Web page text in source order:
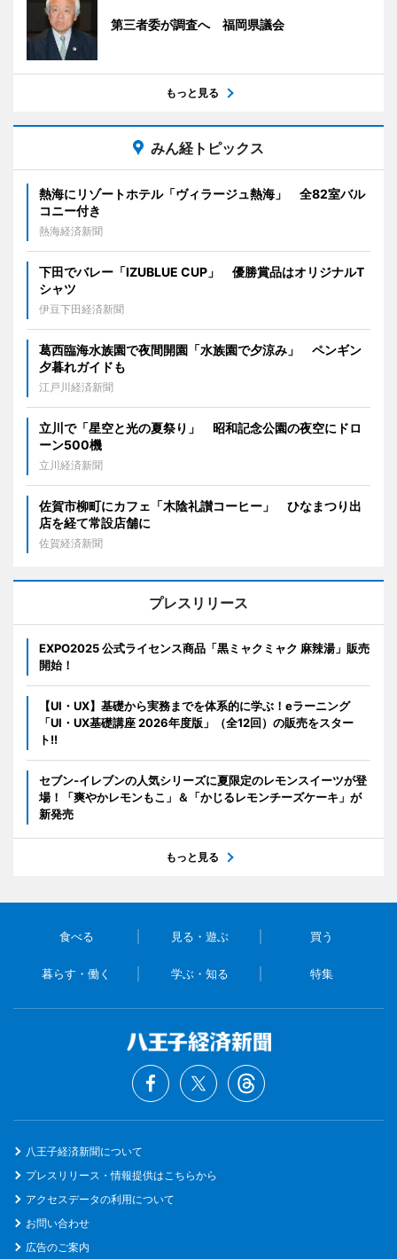
第三者委が調査へ 福岡県議会
もっと見る
みん経トピックス
熱海にリゾートホテル「ヴィラージュ熱海」 全82室バル
コニー付き
熱海経済新聞
下田でバレー「IZUBLUE CUP」 優勝賞品はオリジナルT
シャツ
伊豆下田経済新聞
葛西臨海水族園で夜間開園「水族園で夕涼み」 ペンギン
夕暮れガイドも
江戸川経済新聞
立川で「星空と光の夏祭り」 昭和記念公園の夜空にドロ
ーン500機
立川経済新聞
佐賀市柳町にカフェ「木陰礼讃コーヒー」 ひなまつり出
店を経て常設店舗に
佐賀経済新聞
プレスリリース
EXPO2025 公式ライセンス商品「黒ミャクミャク 麻辣湯」販売
開始！
【UI・UX】基礎から実務までを体系的に学ぶ！eラーニング
「UI・UX基礎講座 2026年度版」（全12回）の販売をスター
ト!!
セブン‐イレブンの人気シリーズに夏限定のレモンスイーツが登
場！「爽やかレモンもこ」＆「かじるレモンチーズケーキ」が
新発売
もっと見る
食べる 見る・遊ぶ 買う
暮らす・働く 学ぶ・知る 特集
八王子経済新聞について
プレスリリース・情報提供はこちらから
アクセスデータの利用について
お問い合わせ
広告のご案内